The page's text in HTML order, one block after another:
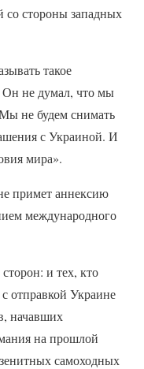
со стороны западных
такое
Он не думал, что мы
не будем снимать
с Украиной. И
мира».
примет аннексию
международного
и тех, кто
отправкой Украине
начавших
на прошлой
самоходных